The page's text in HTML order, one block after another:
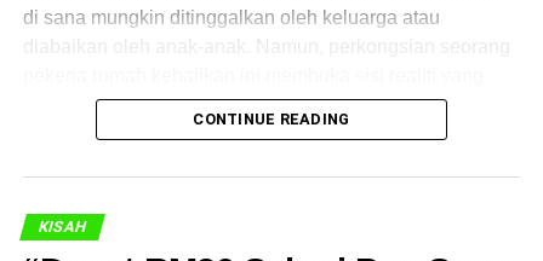
di sana mungkin ditinggalkan oleh keluarga atau
jarang diperkatakan — bahawatak semua warga emas
ditinggalkan tanpa sebab.
terlantar”
CONTINUE READING
KISAH